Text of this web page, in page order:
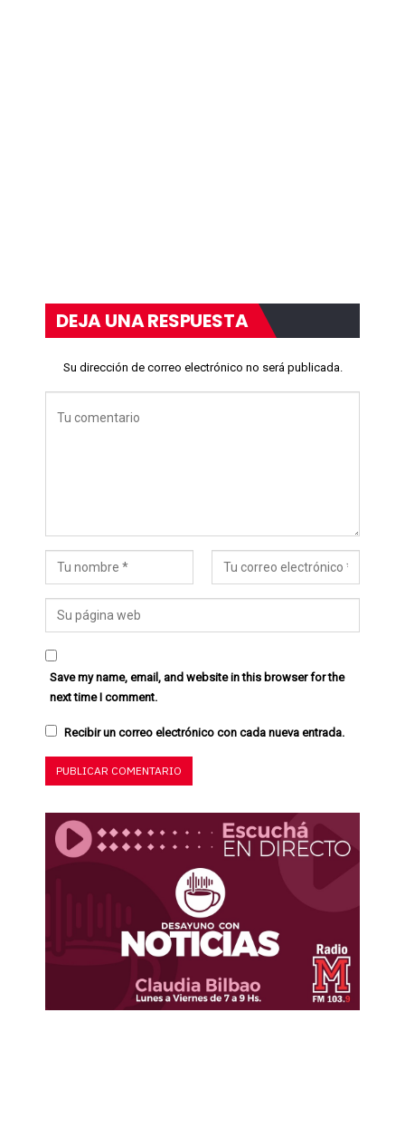
DEJA UNA RESPUESTA
Su dirección de correo electrónico no será publicada.
Save my name, email, and website in this browser for the
next time I comment.
Recibir un correo electrónico con cada nueva entrada.